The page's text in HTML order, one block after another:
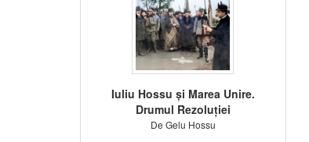
Iuliu Hossu și Marea Unire.
Drumul Rezoluției
De Gelu Hossu